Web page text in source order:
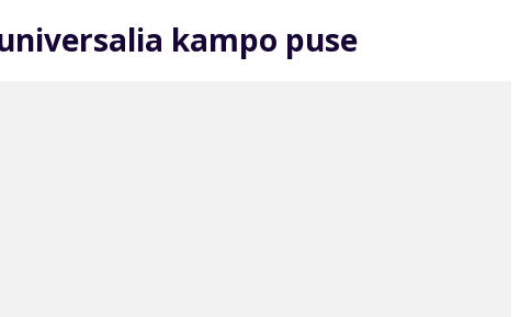
kampo puse